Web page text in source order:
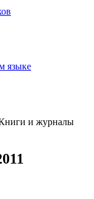
языке
и журналы